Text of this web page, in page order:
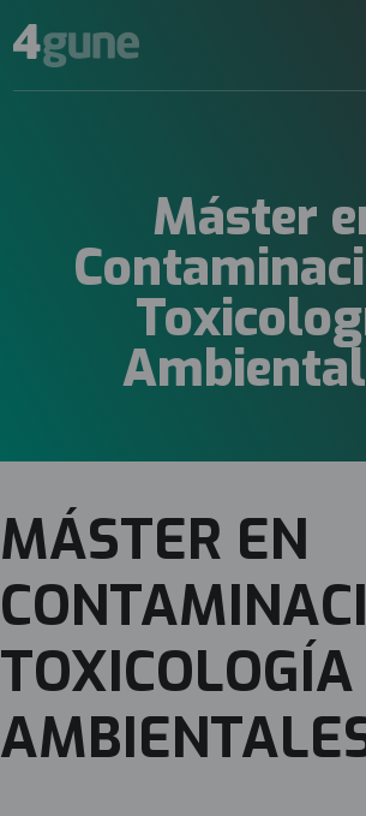
Máster
MÁSTER EN
TOXICOLOGÍA